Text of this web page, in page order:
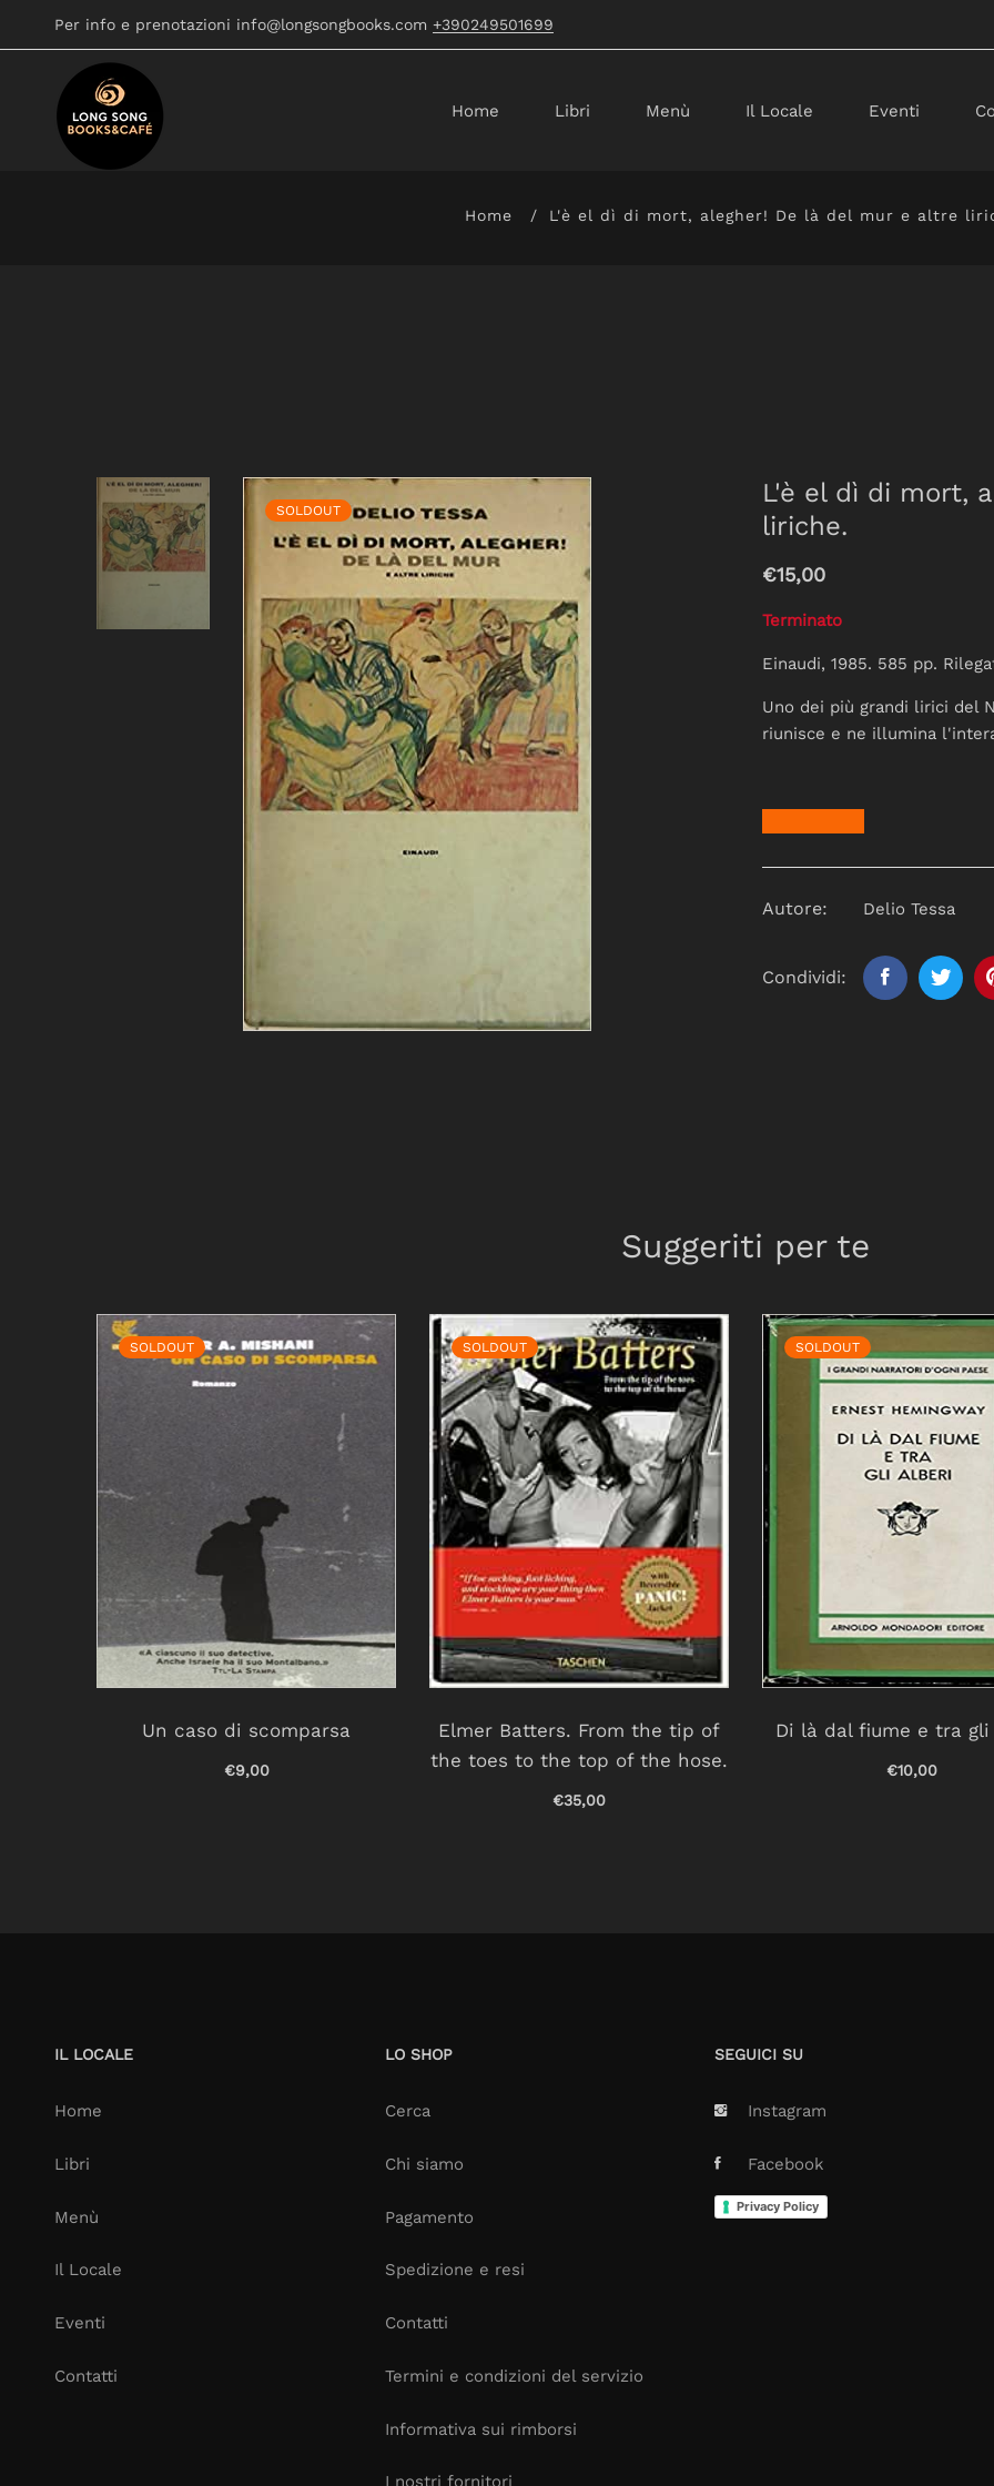
Per info e prenotazioni info@longsongbooks.com +390249501699
Home Libri Menù Il Locale Eventi
Home L'è el dì di mort, alegher! De là del mur e altre
SOLDOUT
L'è el dì di mort,
liriche.
€15,00
Terminato
Einaudi, 1985. 585 pp.
Uno dei più grandi lirici del
riunisce e ne illumina
Autore: Delio Tessa
Condividi:
Suggeriti per te
SOLDOUT
Un caso di scomparsa
€9,00
SOLDOUT
Elmer Batters. From the tip of
the toes to the top of the hose.
€35,00
SOLDOUT
Di là dal fiume e tra
€10,00
IL LOCALE
Home
Libri
Menù
Il Locale
Eventi
Contatti
LO SHOP
Cerca
Chi siamo
Pagamento
Spedizione e resi
Contatti
Termini e condizioni del servizio
Informativa sui rimborsi
I nostri fornitori
SEGUICI SU
Instagram
Facebook
Privacy Policy